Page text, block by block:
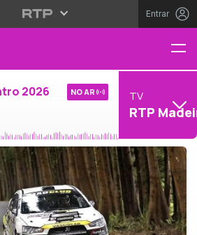
Entrar
2026 NO AR TV
RTP